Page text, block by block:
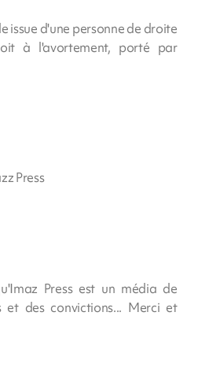
issue d'une personne de droite
à l'avortement, porté par
Press
Press est un média de
des convictions... Merci et